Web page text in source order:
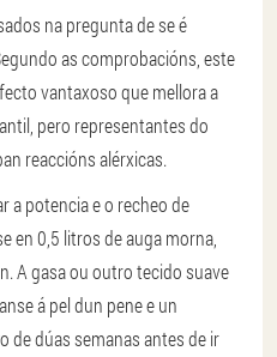
na pregunta de se é
as comprobacións, este
vantaxoso que mellora a
pero representantes do
reaccións alérxicas.
a potencia e o recheo de
en 0,5 litros de auga morna,
A gasa ou outro tecido suave
á pel dun pene e un
de dúas semanas antes de ir